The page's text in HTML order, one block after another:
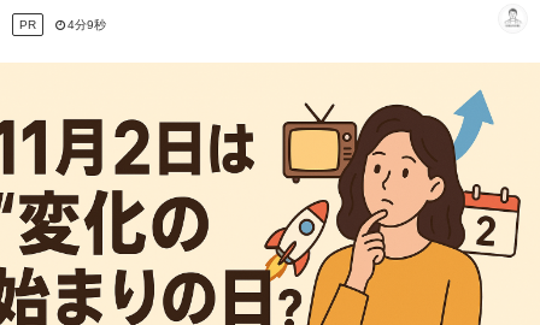
PR 4分9秒